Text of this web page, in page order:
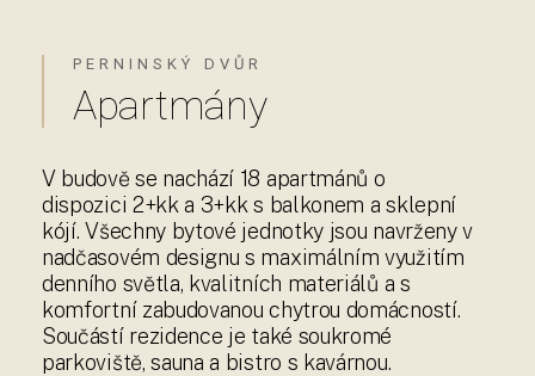
PERNINSKÝ DVŮR
Apartmány
V budově se nachází 18 apartmánů o
dispozici 2+kk a 3+kk s balkonem a sklepní
kójí. Všechny bytové jednotky jsou navrženy v
nadčasovém designu s maximálním využitím
denního světla, kvalitních materiálů a s
komfortní zabudovanou chytrou domácností.
Součástí rezidence je také soukromé
parkoviště, sauna a bistro s kavárnou.